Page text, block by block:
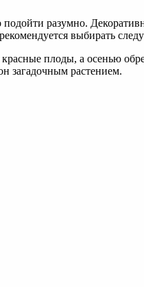
разумно.
выбирать
плоды, а осенью
загадочным растением.